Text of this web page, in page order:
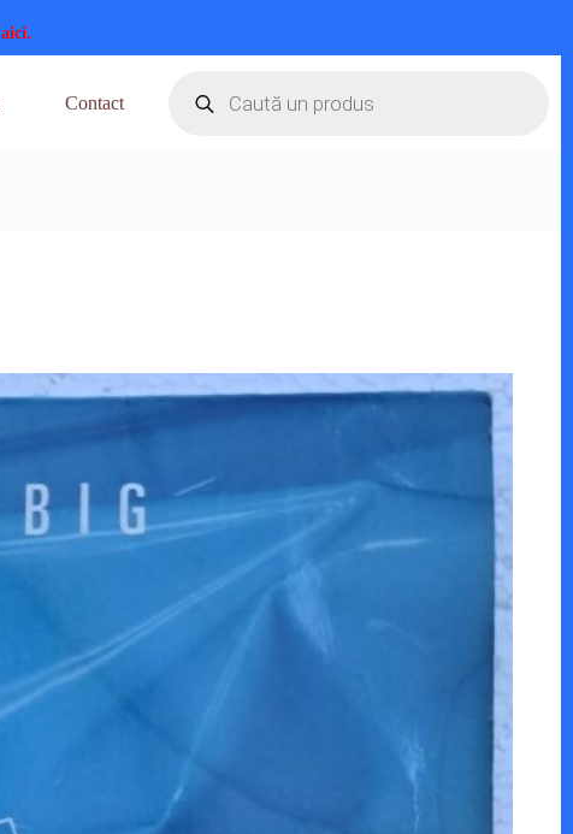
aici.
Contact
search